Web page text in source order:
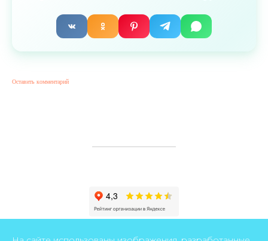
Оставить комментарий